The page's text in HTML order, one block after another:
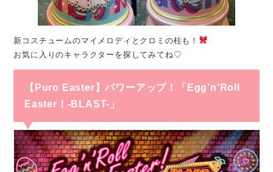
新コスチュームのマイメロディとクロミの柱も！
お気に入りのキャラクターを探してみてね♡
【Puro Easter】パワーアップ！「Egg’n’Roll
Easter！-BLAST-」